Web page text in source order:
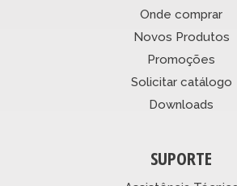
Onde comprar
Novos Produtos
Promoções
Solicitar catálogo
Downloads
SUPORTE